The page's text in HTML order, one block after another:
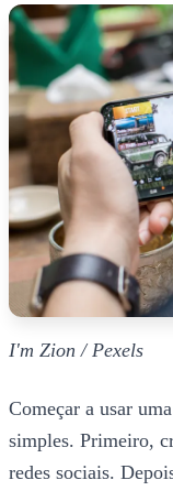
I'm Zion / Pexels
Começar a usar
simples. Primeiro,
redes sociais.